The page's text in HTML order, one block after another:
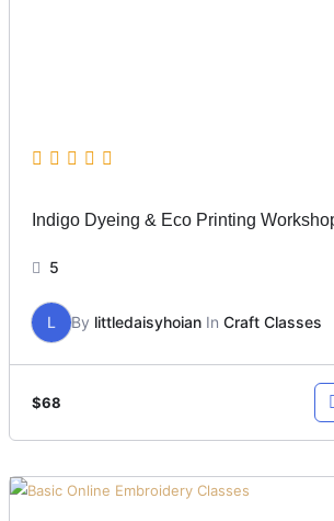
Indigo Dyeing & Eco Printing
5
L By littledaisyhoian InCraft Classes
$68